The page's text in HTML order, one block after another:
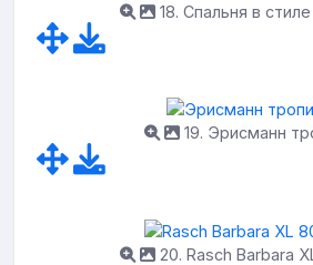
18. Спальня в
19. Эрисманн
20. Rasch Barbara